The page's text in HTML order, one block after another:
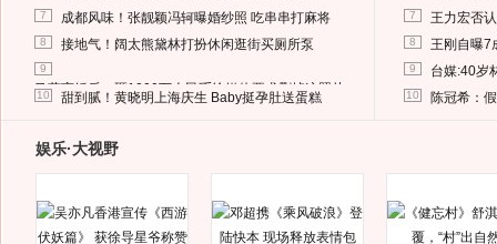
7 成都风味！张靓颖冯轲曝婚纱照 吃串串打麻将
8 接地气！阔太熊黛林打扮休闲逛街买厕所泵
9
马蓉离婚后，砸1000万人民币给媒体要求删掉这照片
10 甜到腻！黄晓明上海庆生 Baby挺孕肚送蛋糕
7 王力宏否
8 王刚自曝7
9 台媒:40岁
10 陈冠希：
娱乐·大视野